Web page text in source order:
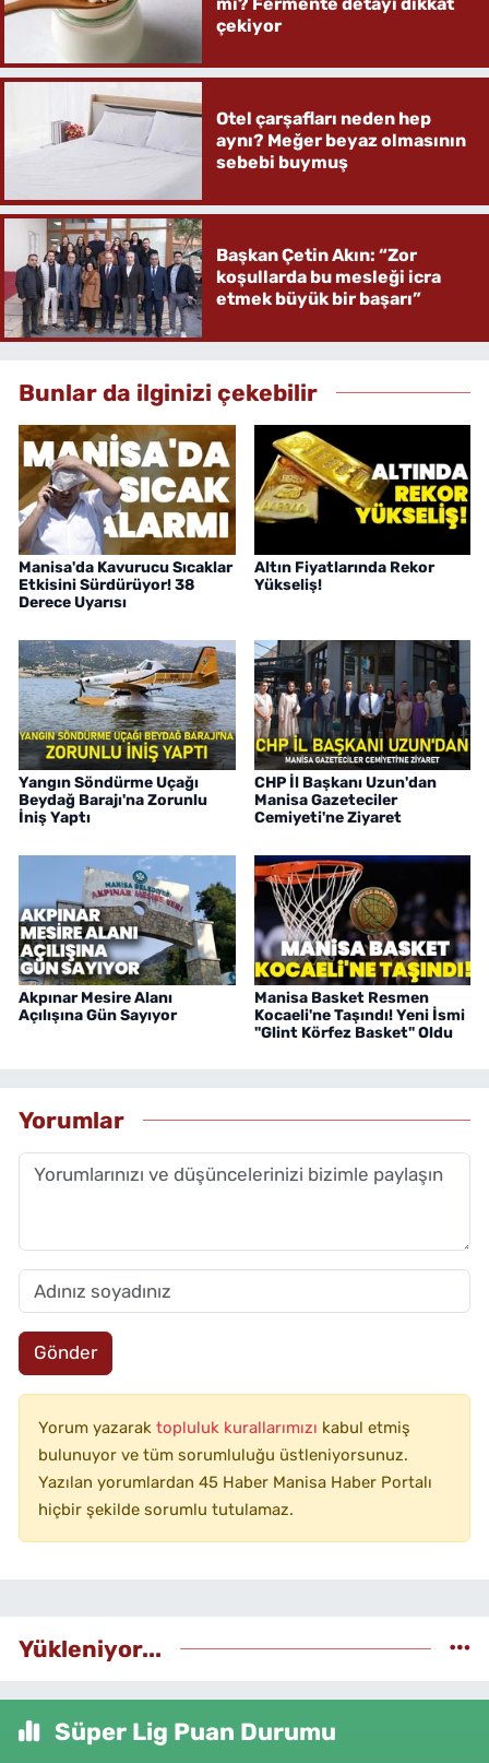
çekiyor
Otel çarşafları neden hep
aynı? Meğer beyaz olmasının
sebebi buymuş
Başkan Çetin Akın: “Zor
koşullarda bu mesleği icra
etmek büyük bir başarı”
Bunlar da ilginizi çekebilir
Manisa'da Kavurucu Sıcaklar
Etkisini Sürdürüyor! 38
Derece Uyarısı
Altın Fiyatlarında Rekor
Yükseliş!
Yangın Söndürme Uçağı
Beydağ Barajı'na Zorunlu
İniş Yaptı
CHP İl Başkanı Uzun'dan
Manisa Gazeteciler
Cemiyeti'ne Ziyaret
Akpınar Mesire Alanı
Açılışına Gün Sayıyor
Manisa Basket Resmen
Kocaeli'ne Taşındı! Yeni İsmi
"Glint Körfez Basket" Oldu
Yorumlar
Gönder
Yorum yazarak topluluk kurallarımızı kabul etmiş
bulunuyor ve tüm sorumluluğu üstleniyorsunuz.
Yazılan yorumlardan 45 Haber Manisa Haber Portalı
hiçbir şekilde sorumlu tutulamaz.
Yükleniyor...
Süper Lig Puan Durumu